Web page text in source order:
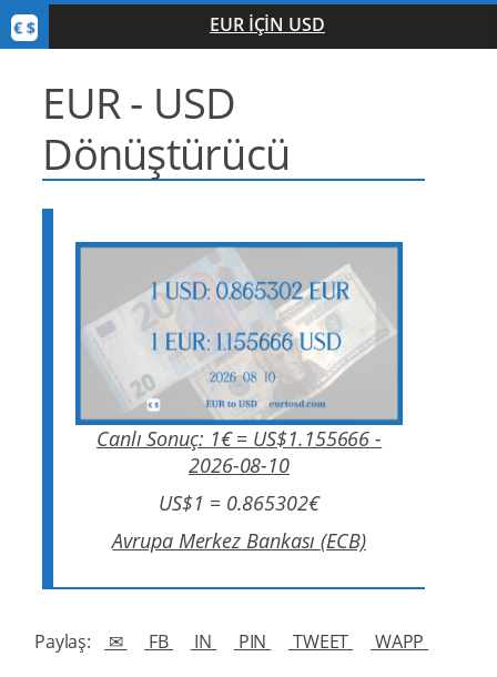
EUR IÇIN USD
EUR - USD
Dönüştürücü
Canlı Sonuç: 1€ = US$1.155666 -
2026-08-10
US$1 = 0.865302€
Avrupa Merkez Bankası (ECB)
Paylaş: ✉ FB IN PIN TWEET
WAPP